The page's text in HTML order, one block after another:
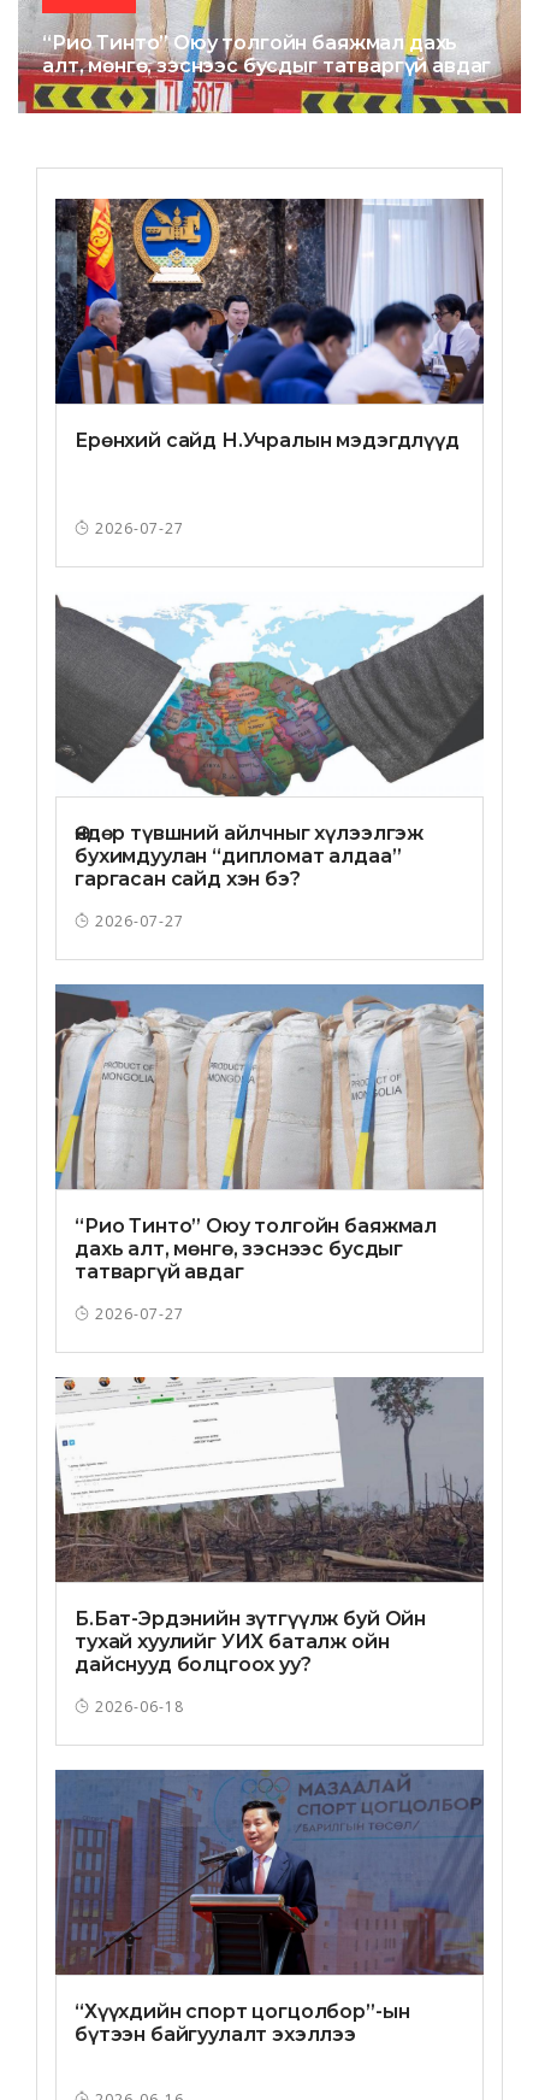
“Рио Тинто” Оюу толгойн баяжмал дахь
алт, мөнгө, зэснээс бусдыг татваргүй авдаг
Ерөнхий сайд Н.Учралын мэдэгдлүүд
2026-07-27
Өндөр түвшний айлчныг хүлээлгэж
бухимдуулан “дипломат алдаа”
гаргасан сайд хэн бэ?
2026-07-27
“Рио Тинто” Оюу толгойн баяжмал
дахь алт, мөнгө, зэснээс бусдыг
татваргүй авдаг
2026-07-27
Б.Бат-Эрдэнийн зүтгүүлж буй Ойн
тухай хуулийг УИХ баталж ойн
дайснууд болцгоох уу?
2026-06-18
“Хүүхдийн спорт цогцолбор”-ын
бүтээн байгуулалт эхэллээ